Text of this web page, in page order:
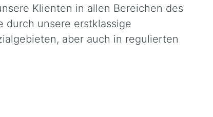
Klienten in allen Bereichen des
durch unsere erstklassige
aber auch in regulierten